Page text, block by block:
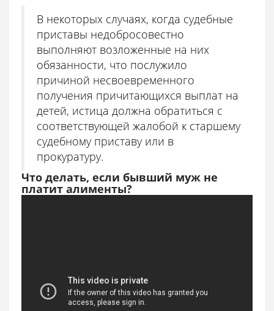
В некоторых случаях, когда судебные
приставы недобросовестно
выполняют возложенные на них
обязанности, что послужило
причиной несвоевременного
получения причитающихся выплат на
детей, истица должна обратиться с
соответствующей жалобой к старшему
судебному приставу или в
прокуратуру.
Что делать, если бывший муж не
платит алименты?